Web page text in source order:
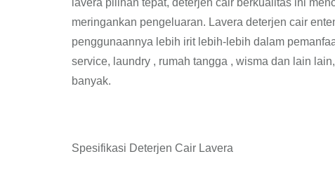
lavera pilihan tepat, deterjen cair berkualitas ini
meringankan pengeluaran. Lavera deterjen cair
penggunaannya lebih irit lebih-lebih dalam
service, laundry , rumah tangga , wisma dan lain
banyak.
Spesifikasi Deterjen Cair Lavera